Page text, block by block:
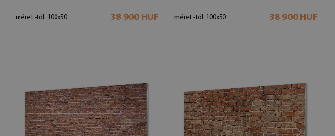
méret -tól: 100x50 38 900 HUF méret -tól: 100x50 38 900 HUF